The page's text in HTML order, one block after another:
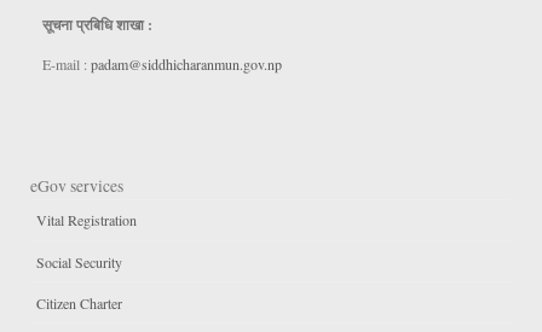
सूचना प्रबिधि शाखा :
E-mail : padam@siddhicharanmun.gov.np
eGov services
Vital Registration
Social Security
Citizen Charter